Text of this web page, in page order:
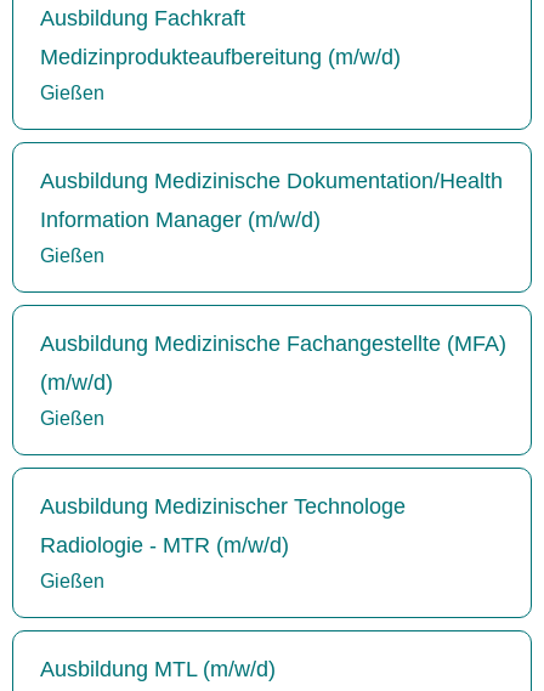
Ausbildung Fachkraft
Medizinprodukteaufbereitung (m/w/d)
Gießen
Ausbildung Medizinische Dokumentation/Health
Information Manager (m/w/d)
Gießen
Ausbildung Medizinische Fachangestellte (MFA)
(m/w/d)
Gießen
Ausbildung Medizinischer Technologe
Radiologie - MTR (m/w/d)
Gießen
Ausbildung MTL (m/w/d)